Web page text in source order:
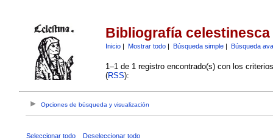
Bibliografía celestinesca
Inicio| Mostrar todo| Búsqueda simple| Búsqueda
1–1 de 1 registro encontrado(s) con los
(RSS):
Opciones de búsqueda y visualización
Seleccionar todo Deseleccionar todo